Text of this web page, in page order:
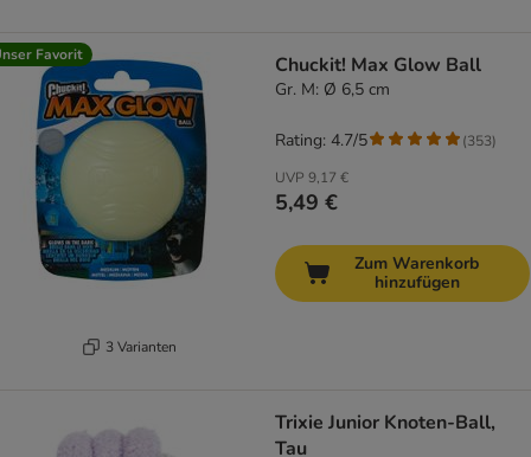
Favorit
3 Varianten
Chuckit! Max Glow Ball
Gr. M: Ø 6,5 cm
UVP 9,17 €
5,49 €
Rating: 4.7/5 (353)
Zum Warenkorb
hinzufügen
Trixie Junior Knoten-Ball,
Tau